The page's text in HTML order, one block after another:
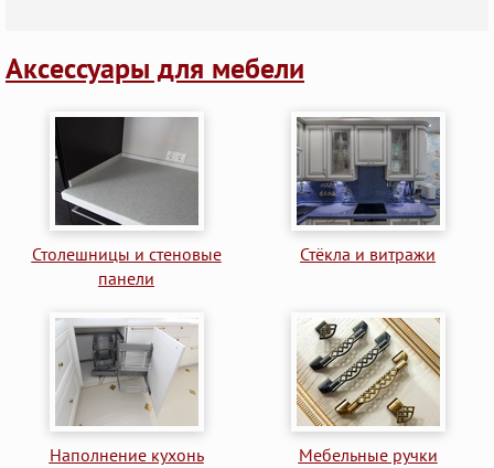
Аксессуары для мебели
Столешницы и стеновые
панели
Стёкла и витражи
Наполнение кухонь Мебельные ручки